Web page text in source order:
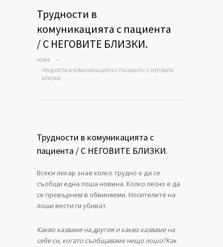
Трудности в
комуникацията с пациента
/ С НЕГОВИТЕ БЛИЗКИ.
HOME
ТРУДНОСТИ В КОМУНИКАЦИЯТА С ПАЦИЕНТА / С НЕГОВИТЕ
БЛИЗКИ.
Трудности в комуникацията с
пациента / С НЕГОВИТЕ БЛИЗКИ.
Всеки лекар знае колко трудно е да се
съобщи една лоша новина. Колко лесно е да
се превърнем в обвиняеми. Носителите на
лоши вести ги убиват.
Какво казваме на другия и какво казваме на
себе си, когато съобщаваме нещолошо?Как